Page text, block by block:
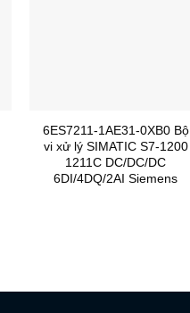
6ES7211-1AE31-0XB0 Bộ
vi xử lý SIMATIC S7-1200
1211C DC/DC/DC
6DI/4DQ/2AI Siemens